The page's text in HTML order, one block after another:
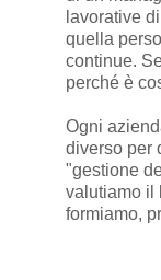
lavorative
quella
continue.
perché è
Ogni
diverso per
"gestione
valutiamo il
formiamo,